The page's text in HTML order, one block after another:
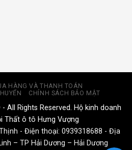
HÀNG VÀ THANH TOÁN
CHÍNH SÁCH BẢO MẬT
All Rights Reserved. Hộ kinh doanh
Thất ô tô Hưng Vượng
- Điện thoại: 0939318688 - Địa
– TP Hải Dương – Hải Dương